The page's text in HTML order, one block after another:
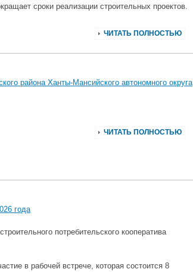
сроки реализации строительных проектов.
ЧИТАТЬ ПОЛНОСТЬЮ
района Ханты-Мансийского автономного округа
ЧИТАТЬ ПОЛНОСТЬЮ
года
потребительского кооператива
в рабочей встрече, которая состоится 8